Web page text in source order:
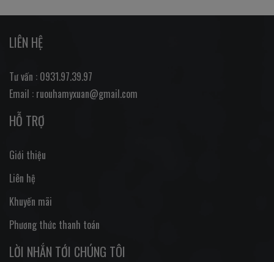
LIÊN HỆ
Tư vấn : 0931.97.39.97
Email : ruouhamyxuan@gmail.com
HỖ TRỢ
Giới thiệu
Liên hệ
Khuyến mãi
Phương thức thanh toán
LỜI NHẮN TỚI CHÚNG TÔI